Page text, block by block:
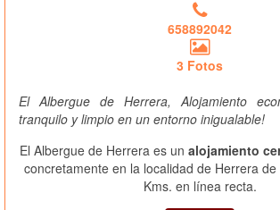
658892042
3 Fotos
El Albergue de Herrera, Alojamiento
tranquilo y limpio en un entorno inigualable!
El Albergue de Herrera es un alojamiento
concretamente en la localidad de Herrera
Kms. en línea recta.